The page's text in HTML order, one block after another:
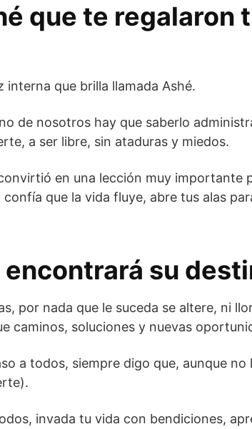
que te regalaron
interna que brilla llamada Ashé.
de nosotros hay que saberlo
a ser libre, sin ataduras y miedos.
en una lección muy importante
que la vida fluye, abre tus alas
su
por nada que le suceda se altere, ni
caminos, soluciones y nuevas
a todos, siempre digo que, aunque no
invada tu vida con bendiciones,